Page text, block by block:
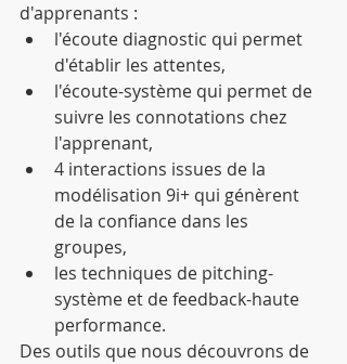
d'apprenants :
l'écoute diagnostic qui permet
d'établir les attentes,
l'écoute-système qui permet de
suivre les connotations chez
l'apprenant,
4 interactions issues de la
modélisation 9i+ qui génèrent
de la confiance dans les
groupes,
les techniques de pitching-
système et de feedback-haute
performance.
Des outils que nous découvrons de